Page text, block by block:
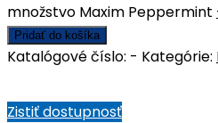
množstvo Maxim Peppermint
Pridať do košíka
Katalógové číslo: - Kategórie:
Zistiť dostupnosť